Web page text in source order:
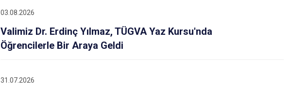
03.08.2026
Valimiz Dr. Erdinç Yılmaz, TÜGVA Yaz Kursu'nda
Öğrencilerle Bir Araya Geldi
31.07.2026